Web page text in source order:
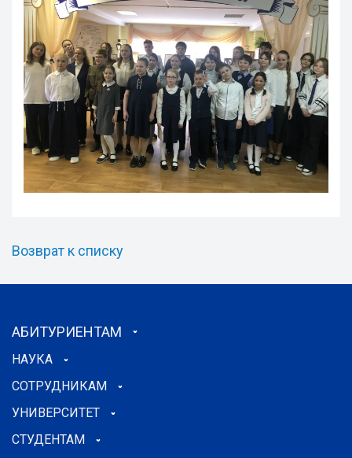
Возврат к списку
АБИТУРИЕНТАМ
НАУКА
СОТРУДНИКАМ
УНИВЕРСИТЕТ
СТУДЕНТАМ